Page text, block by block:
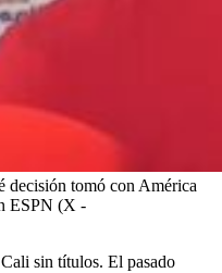
decisión tomó con América
ESPN (X -
sin títulos. El pasado